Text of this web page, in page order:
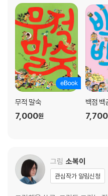
무적 말숙
7,000원
백점 백
7,700
그림 소복이
관심작가 알림신청